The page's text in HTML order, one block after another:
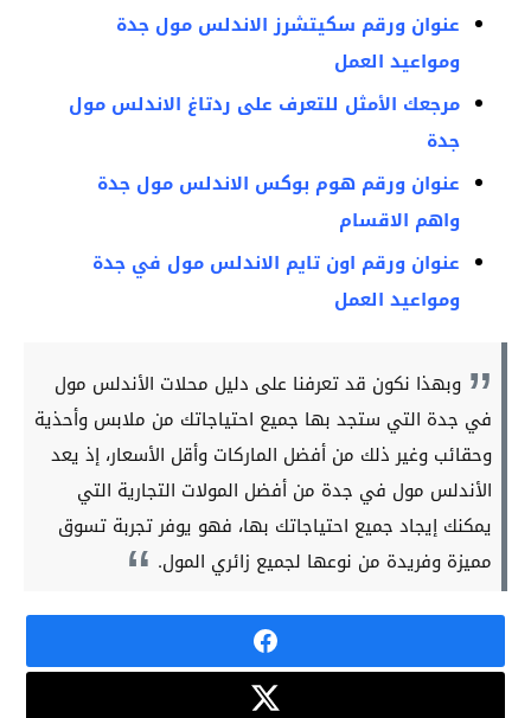
عنوان ورقم سكيتشرز الاندلس مول جدة
ومواعيد العمل
مرجعك الأمثل للتعرف على ردتاغ الاندلس مول
جدة
عنوان ورقم هوم بوكس الاندلس مول جدة
واهم الاقسام
عنوان ورقم اون تايم الاندلس مول في جدة
ومواعيد العمل
وبهذا نكون قد تعرفنا على دليل محلات الأندلس مول
في جدة التي ستجد بها جميع احتياجاتك من ملابس وأحذية
وحقائب وغير ذلك من أفضل الماركات وأقل الأسعار، إذ يعد
الأندلس مول في جدة من أفضل المولات التجارية التي
يمكنك إيجاد جميع احتياجاتك بها، فهو يوفر تجربة تسوق
مميزة وفريدة من نوعها لجميع زائري المول.